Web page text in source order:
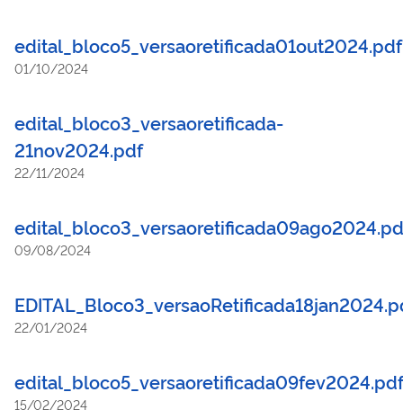
edital_bloco5_versaoretificada01out2024.pdf
01/10/2024
edital_bloco3_versaoretificada-
21nov2024.pdf
22/11/2024
09/08/2024
22/01/2024
edital_bloco5_versaoretificada09fev2024.pdf
15/02/2024